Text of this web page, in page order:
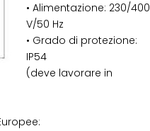
• Alimentazione: 230/400
V/50 Hz
• Grado di protezione:
IP54
(deve lavorare in